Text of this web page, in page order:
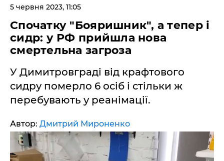
5 червня 2023, 11:05
Спочатку "Бояришник", а тепер і
сидр: у РФ прийшла нова
смертельна загроза
У Димитровграді від крафтового
сидру померло 6 осіб і стільки ж
перебувають у реанімації.
Автор: Дмитрий Мироненко